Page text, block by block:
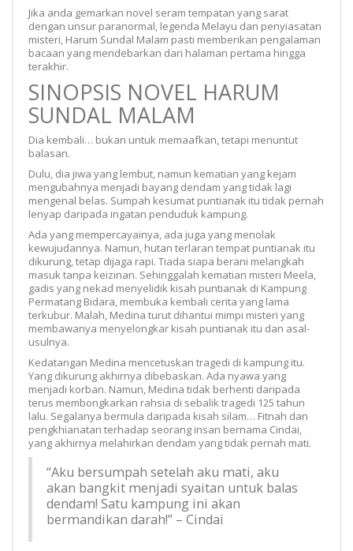
Jika anda gemarkan novel seram tempatan yang sarat
dengan unsur paranormal, legenda Melayu dan penyiasatan
misteri, Harum Sundal Malam pasti memberikan pengalaman
bacaan yang mendebarkan dari halaman pertama hingga
terakhir.
SINOPSIS NOVEL HARUM
SUNDAL MALAM
Dia kembali… bukan untuk memaafkan, tetapi menuntut
balasan.
Dulu, dia jiwa yang lembut, namun kematian yang kejam
mengubahnya menjadi bayang dendam yang tidak lagi
mengenal belas. Sumpah kesumat puntianak itu tidak pernah
lenyap daripada ingatan penduduk kampung.
Ada yang mempercayainya, ada juga yang menolak
kewujudannya. Namun, hutan terlaran tempat puntianak itu
dikurung, tetap dijaga rapi. Tiada siapa berani melangkah
masuk tanpa keizinan. Sehinggalah kematian misteri Meela,
gadis yang nekad menyelidik kisah puntianak di Kampung
Permatang Bidara, membuka kembali cerita yang lama
terkubur. Malah, Medina turut dihantui mimpi misteri yang
membawanya menyelongkar kisah puntianak itu dan asal-
usulnya.
Kedatangan Medina mencetuskan tragedi di kampung itu.
Yang dikurung akhirnya dibebaskan. Ada nyawa yang
menjadi korban. Namun, Medina tidak berhenti daripada
terus membongkarkan rahsia di sebalik tragedi 125 tahun
lalu. Segalanya bermula daripada kisah silam… Fitnah dan
pengkhianatan terhadap seorang insan bernama Cindai,
yang akhirnya melahirkan dendam yang tidak pernah mati.
“Aku bersumpah setelah aku mati, aku
akan bangkit menjadi syaitan untuk balas
dendam! Satu kampung ini akan
bermandikan darah!” – Cindai